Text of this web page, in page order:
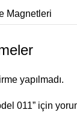
Magnetleri
yapılmadı.
011” için